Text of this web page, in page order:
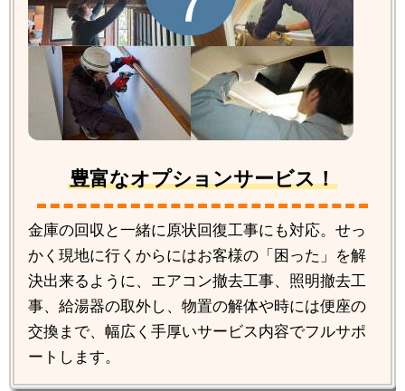
豊富なオプションサービス！
金庫の回収と一緒に原状回復工事にも対応。せっ
かく現地に行くからにはお客様の「困った」を解
決出来るように、エアコン撤去工事、照明撤去工
事、給湯器の取外し、物置の解体や時には便座の
交換まで、幅広く手厚いサービス内容でフルサポ
ートします。